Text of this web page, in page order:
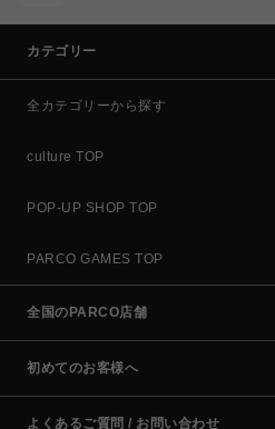
カテゴリー
全カテゴリーから探す
culture TOP
POP-UP SHOP TOP
PARCO GAMES TOP
全国のPARCO店舗
初めてのお客様へ
よくあるご質問 / お問い合わせ